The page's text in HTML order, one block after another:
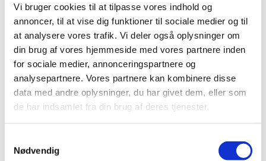
Vi bruger cookies til at tilpasse vores indhold og
annoncer, til at vise dig funktioner til sociale medier og til
at analysere vores trafik. Vi deler også oplysninger om
din brug af vores hjemmeside med vores partnere inden
for sociale medier, annonceringspartnere og
analysepartnere. Vores partnere kan kombinere disse
data med andre oplysninger, du har givet dem, eller som
de har indsamlet fra din brug af deres tjenester.
Nødvendig
Alle arrangementer foregår i Sognets Hus, Præstegårdsvej 4,
2605 Brøndby
Seniorklubben: Kommende